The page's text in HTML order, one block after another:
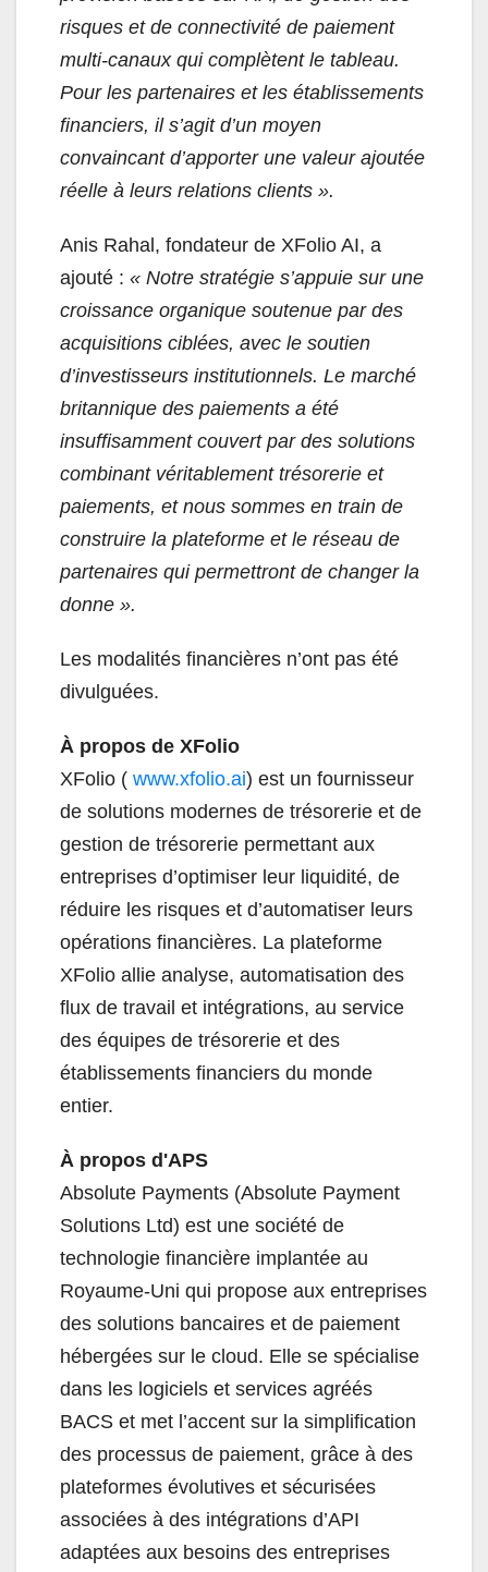
risques et de connectivité de paiement
multi-canaux qui complètent le tableau.
Pour les partenaires et les établissements
financiers, il s’agit d’un moyen
convaincant d’apporter une valeur ajoutée
réelle à leurs relations clients ».
Anis Rahal, fondateur de XFolio AI, a
ajouté : « Notre stratégie s’appuie sur une
croissance organique soutenue par des
acquisitions ciblées, avec le soutien
d’investisseurs institutionnels. Le marché
britannique des paiements a été
insuffisamment couvert par des solutions
combinant véritablement trésorerie et
paiements, et nous sommes en train de
construire la plateforme et le réseau de
partenaires qui permettront de changer la
donne ».
Les modalités financières n’ont pas été
divulguées.
À propos de XFolio
XFolio ( www.xfolio.ai) est un fournisseur
de solutions modernes de trésorerie et de
gestion de trésorerie permettant aux
entreprises d’optimiser leur liquidité, de
réduire les risques et d’automatiser leurs
opérations financières. La plateforme
XFolio allie analyse, automatisation des
flux de travail et intégrations, au service
des équipes de trésorerie et des
établissements financiers du monde
entier.
À propos d'APS
Absolute Payments (Absolute Payment
Solutions Ltd) est une société de
technologie financière implantée au
Royaume-Uni qui propose aux entreprises
des solutions bancaires et de paiement
hébergées sur le cloud. Elle se spécialise
dans les logiciels et services agréés
BACS et met l’accent sur la simplification
des processus de paiement, grâce à des
plateformes évolutives et sécurisées
associées à des intégrations d’API
adaptées aux besoins des entreprises